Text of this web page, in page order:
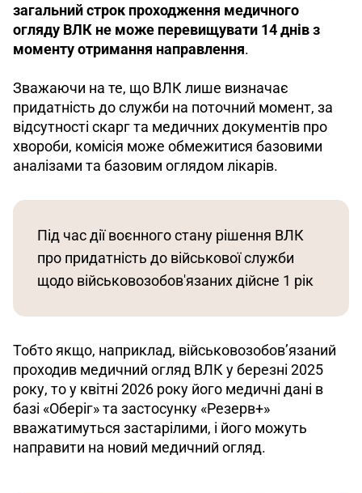
загальний строк проходження медичного
огляду ВЛК не може перевищувати 14 днів з
моменту отримання направлення.
Зважаючи на те, що ВЛК лише визначає
придатність до служби на поточний момент, за
відсутності скарг та медичних документів про
хвороби, комісія може обмежитися базовими
аналізами та базовим оглядом лікарів.
Під час дії воєнного стану рішення ВЛК
про придатність до військової служби
щодо військовозобов'язаних дійсне 1 рік
Тобто якщо, наприклад, військовозобов’язаний
проходив медичний огляд ВЛК у березні 2025
року, то у квітні 2026 року його медичні дані в
базі «Оберіг» та застосунку «Резерв+»
вважатимуться застарілими, і його можуть
направити на новий медичний огляд.